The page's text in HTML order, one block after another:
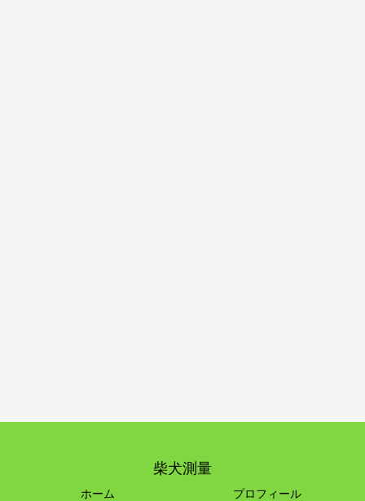
柴犬測量
ホーム プロフィール